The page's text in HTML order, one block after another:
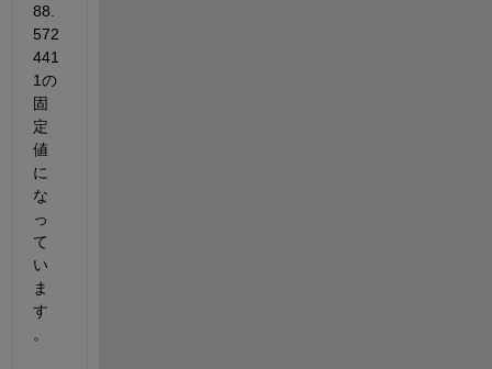
88.
572
441
1の
固
定
値
に
な
っ
て
い
ま
す
。